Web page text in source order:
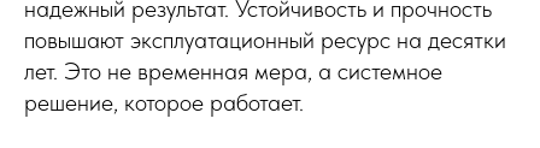
надежный результат. Устойчивость и прочность
повышают эксплуатационный ресурс на десятки
лет. Это не временная мера, а системное
решение, которое работает.